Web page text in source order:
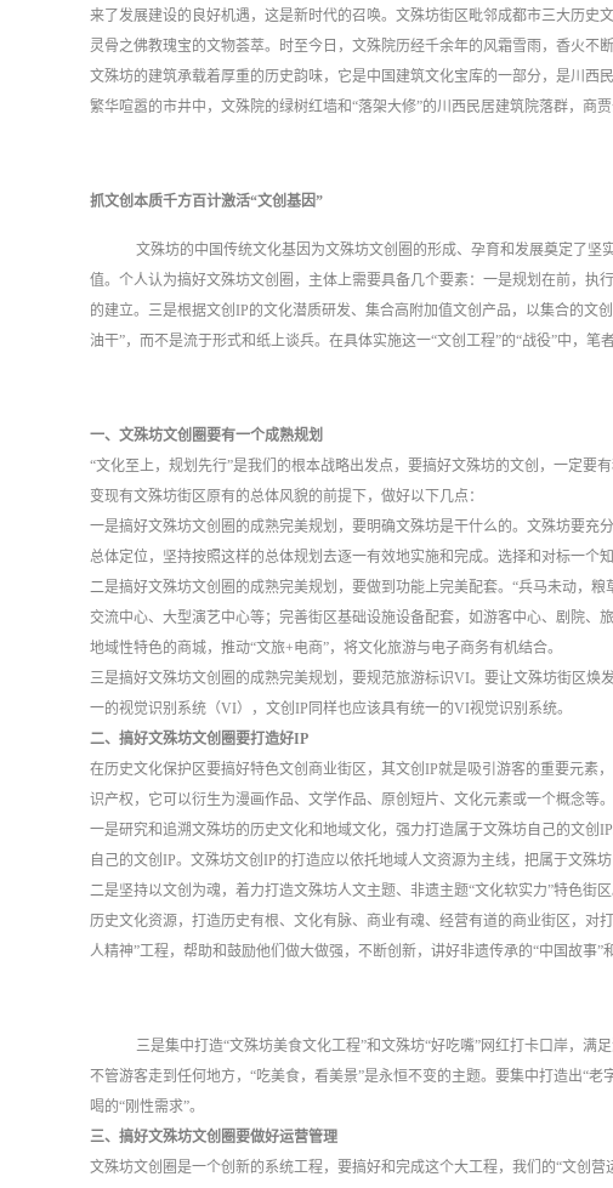
来了发展建设的良好机遇，这是新时代的召唤。文殊坊街区毗邻成都市三大历史
灵骨之佛教瑰宝的文物荟萃。时至今日，文殊院历经千余年的风霜雪雨，香火不
文殊坊的建筑承载着厚重的历史韵味，它是中国建筑文化宝库的一部分，是川西
繁华喧嚣的市井中，文殊院的绿树红墙和“落架大修”的川西民居建筑院落群，商
抓文创本质千方百计激活“文创基因”
文殊坊的中国传统文化基因为文殊坊文创圈的形成、孕育和发展奠定了
值。个人认为搞好文殊坊文创圈，主体上需要具备几个要素：一是规划在前，
的建立。三是根据文创IP的文化潜质研发、集合高附加值文创产品，以集合的文
油干”，而不是流于形式和纸上谈兵。在具体实施这一“文创工程”的“战役”中，笔
一、文殊坊文创圈要有一个成熟规划
“文化至上，规划先行”是我们的根本战略出发点，要搞好文殊坊的文创，一定
变现有文殊坊街区原有的总体风貌的前提下，做好以下几点：
一是搞好文殊坊文创圈的成熟完美规划，要明确文殊坊是干什么的。文殊坊要
总体定位，坚持按照这样的总体规划去逐一有效地实施和完成。选择和对标一个
二是搞好文殊坊文创圈的成熟完美规划，要做到功能上完美配套。“兵马未动，粮
交流中心、大型演艺中心等；完善街区基础设施设备配套，如游客中心、剧院
地域性特色的商城，推动“文旅+电商”，将文化旅游与电子商务有机结合。
三是搞好文殊坊文创圈的成熟完美规划，要规范旅游标识VI。要让文殊坊街区焕
一的视觉识别系统（VI），文创IP同样也应该具有统一的VI视觉识别系统。
二、搞好文殊坊文创圈要打造好IP
在历史文化保护区要搞好特色文创商业街区，其文创IP就是吸引游客的重要元素
识产权，它可以衍生为漫画作品、文学作品、原创短片、文化元素或一个概念等
一是研究和追溯文殊坊的历史文化和地域文化，强力打造属于文殊坊自己的文创
自己的文创IP。文殊坊文创IP的打造应以依托地域人文资源为主线，把属于文殊
二是坚持以文创为魂，着力打造文殊坊人文主题、非遗主题“文化软实力”特色街
历史文化资源，打造历史有根、文化有脉、商业有魂、经营有道的商业街区，对
人精神”工程，帮助和鼓励他们做大做强，不断创新，讲好非遗传承的“中国故事”
三是集中打造“文殊坊美食文化工程”和文殊坊“好吃嘴”网红打卡口岸，满
不管游客走到任何地方，“吃美食，看美景”是永恒不变的主题。要集中打造出“
喝的“刚性需求”。
三、搞好文殊坊文创圈要做好运营管理
文殊坊文创圈是一个创新的系统工程，要搞好和完成这个大工程，我们的“文创营